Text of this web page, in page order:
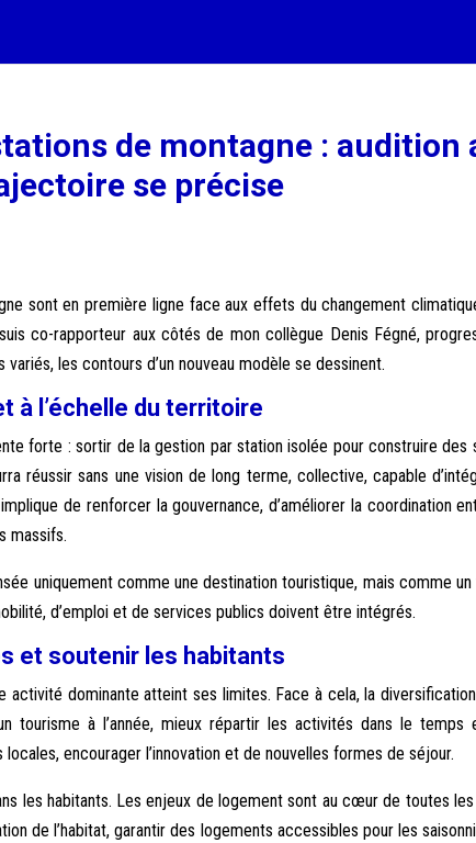
de montagne : audition
se précise
sont en première ligne face aux effets du changement
co-rapporteur aux côtés de mon collègue Denis Fégné,
les contours d’un nouveau modèle se dessinent.
à l’échelle du territoire
forte : sortir de la gestion par station isolée pour construire
réussir sans une vision de long terme, collective, capable
de renforcer la gouvernance, d’améliorer la coordination
massifs.
uniquement comme une destination touristique, mais comme
d’emploi et de services publics doivent être intégrés.
et soutenir les habitants
activité dominante atteint ses limites. Face à cela, la
tourisme à l’année, mieux répartir les activités dans le temps
encourager l’innovation et de nouvelles formes de séjour.
les habitants. Les enjeux de logement sont au cœur de toutes
de l’habitat, garantir des logements accessibles pour les